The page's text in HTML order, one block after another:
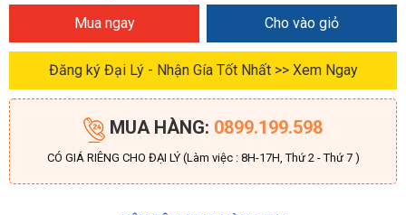
Mua ngay Cho vào giỏ
Đăng ký Đại Lý - Nhận Gía Tốt Nhất >> Xem Ngay
MUA HÀNG: 0899.199.598
CÓ GIÁ RIÊNG CHO ĐẠI LÝ (Làm việc : 8H-17H, Thứ 2 - Thứ 7 )